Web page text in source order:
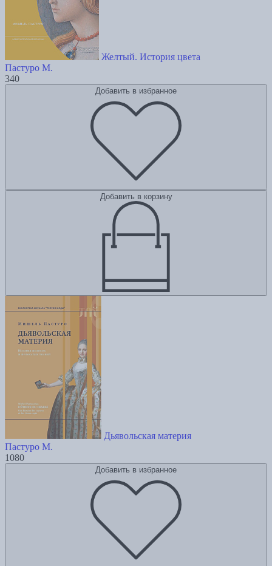
Желтый. История цвета
Пастуро М.
340
Добавить в избранное
Добавить в корзину
Дьявольская материя
Пастуро М.
1080
Добавить в избранное